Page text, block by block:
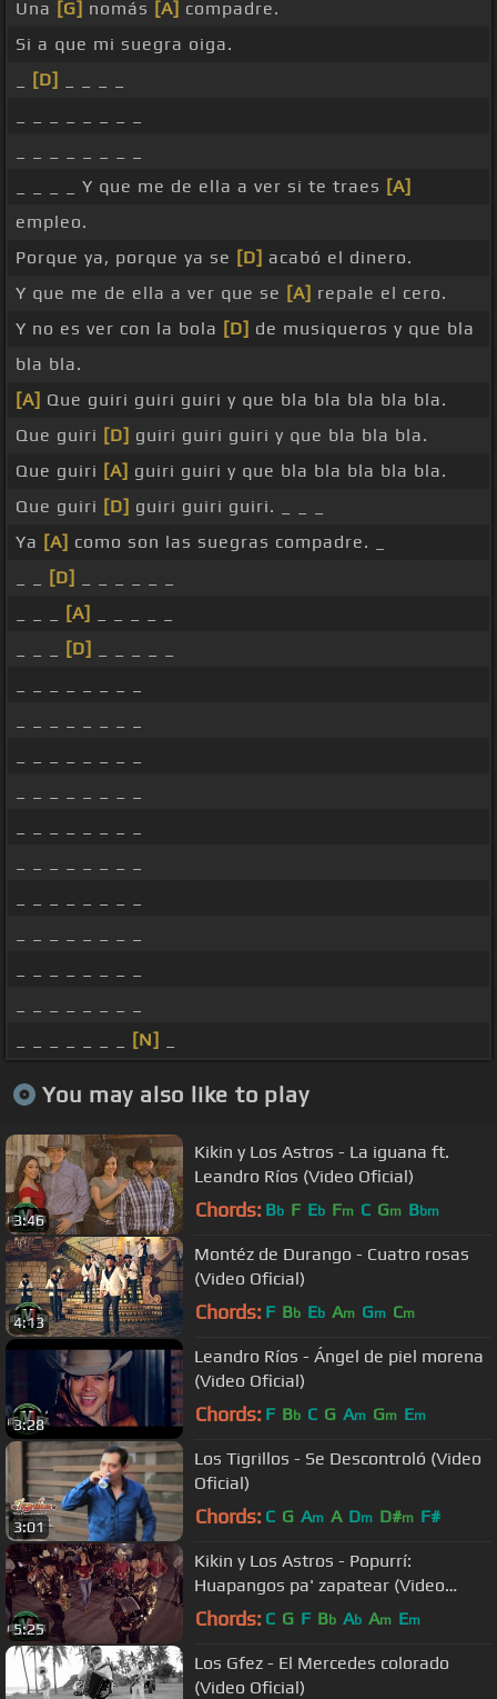
Una [G] nomás [A] compadre.
Si a que mi suegra oiga.
[D]
_ _ _ _ Y que me de ella a ver si te traes [A]
empleo.
Porque ya, porque ya se [D] acabó el dinero.
Y que me de ella a ver que se [A] repale el cero.
Y no es ver con la bola [D] de musiqueros y que bla
bla bla.
[A] Que guiri guiri guiri y que bla bla bla bla bla.
Que guiri [D] guiri guiri guiri y que bla bla bla.
Que guiri [A] guiri guiri y que bla bla bla bla bla.
Que guiri [D] guiri guiri guiri. _ _ _
Ya [A] como son las suegras compadre. _
[D]
[A]
[D]
[N]
You may also like to play
3:46
Kikin y Los Astros - La iguana ft.
Leandro Ríos (Video Oficial)
Chords: Bb F Eb Fm C Gm Bbm
4:13
Montéz de Durango - Cuatro rosas
(Video Oficial)
Chords: F Bb Eb Am Gm Cm
3:28
Leandro Ríos - Ángel de piel morena
(Video Oficial)
Chords: F Bb C G Am Gm Em
3:01
Los Tigrillos - Se Descontroló (Video
Oficial)
Chords: C G Am A Dm D#m F#
5:25
Kikin y Los Astros - Popurrí:
Huapangos pa' zapatear (Video
Oficial)
Chords: C G F Bb Ab Am Em
Los Gfez - El Mercedes colorado
(Video Oficial)